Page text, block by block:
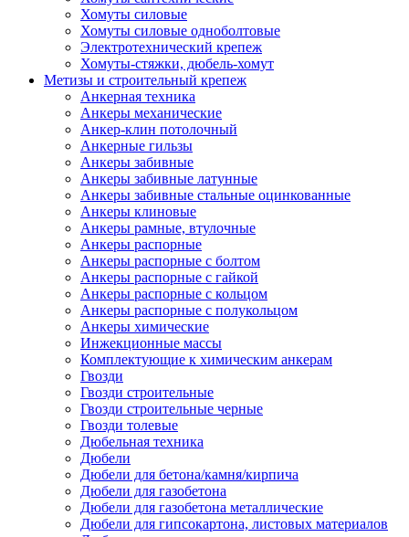
Хомуты силовые
Хомуты силовые одноболтовые
Электротехнический крепеж
Хомуты-стяжки, дюбель-хомут
Метизы и строительный крепеж
Анкерная техника
Анкеры механические
Анкер-клин потолочный
Анкерные гильзы
Анкеры забивные
Анкеры забивные латунные
Анкеры забивные стальные оцинкованные
Анкеры клиновые
Анкеры рамные, втулочные
Анкеры распорные
Анкеры распорные с болтом
Анкеры распорные с гайкой
Анкеры распорные с кольцом
Анкеры распорные с полукольцом
Анкеры химические
Инжекционные массы
Комплектующие к химическим анкерам
Гвозди
Гвозди строительные
Гвозди строительные черные
Гвозди толевые
Дюбельная техника
Дюбели
Дюбели для бетона/камня/кирпича
Дюбели для газобетона
Дюбели для газобетона металлические
Дюбели для гипсокартона, листовых материалов